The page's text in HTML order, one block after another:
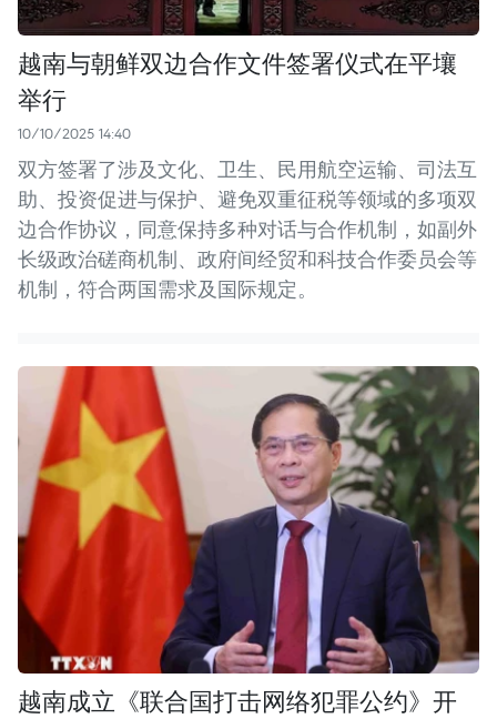
越南与朝鲜双边合作文件签署仪式在平壤
举行
10/10/2025 14:40
双方签署了涉及文化、卫生、民用航空运输、司法互
助、投资促进与保护、避免双重征税等领域的多项双
边合作协议，同意保持多种对话与合作机制，如副外
长级政治磋商机制、政府间经贸和科技合作委员会等
机制，符合两国需求及国际规定。
越南成立《联合国打击网络犯罪公约》开